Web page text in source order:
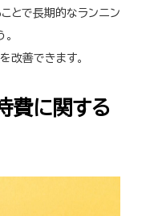
とで長期的なランニン
改善できます。
費に関する